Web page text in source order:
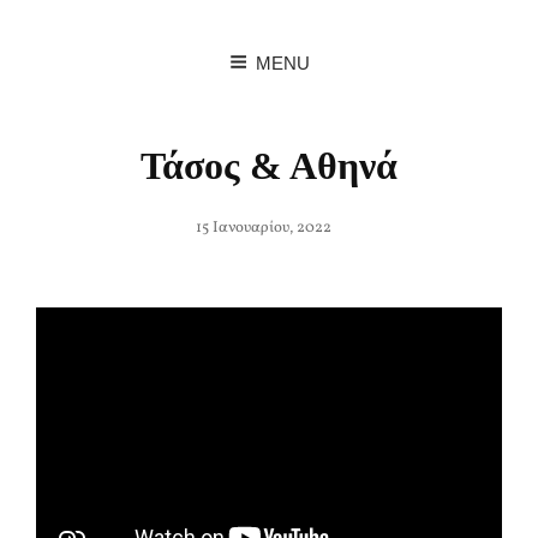
MENU
Τάσος & Αθηνά
Posted
15 Ιανουαρίου, 2022